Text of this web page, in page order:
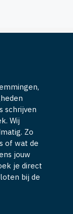
schrijven
Wij
Zo
of wat de
jouw
je direct
bij de